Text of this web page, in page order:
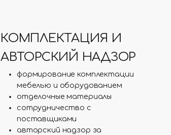
КОМПЛЕКТАЦИЯ И
АВТОРСКИЙ НАДЗОР
формирование комплектации
мебелью и оборудованием
отделочные материалы
сотрудничество с
поставщиками
авторский надзор за